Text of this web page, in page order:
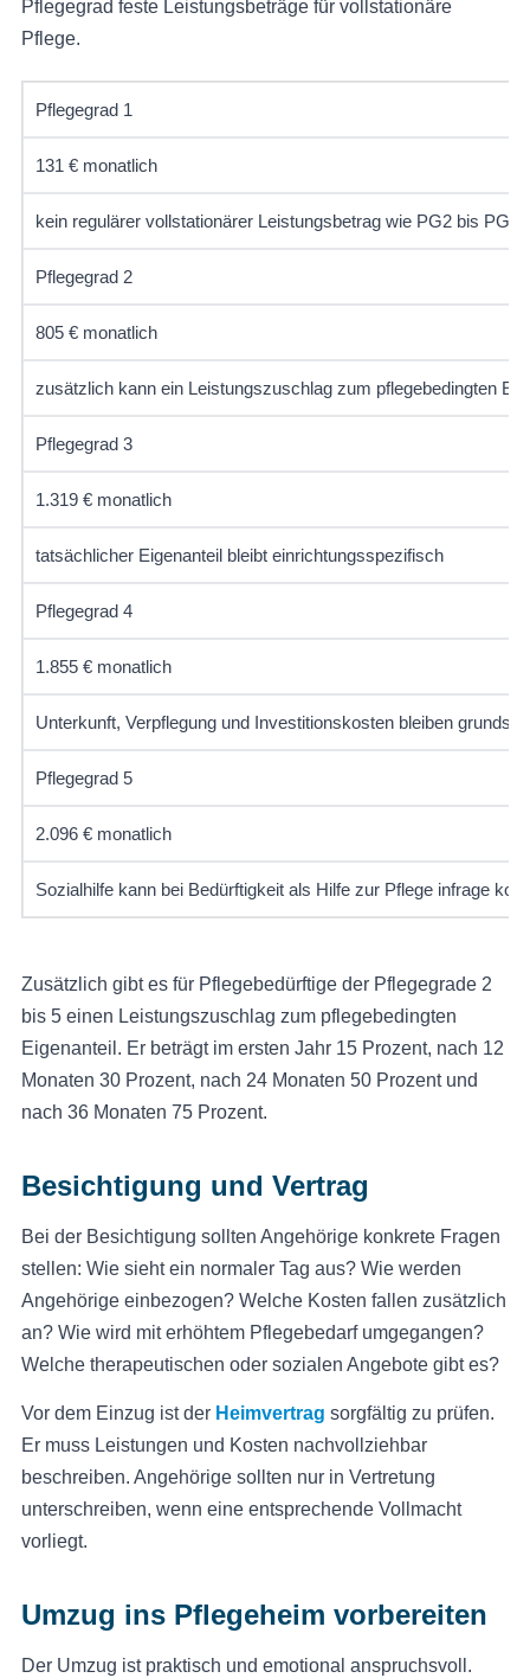
Pflegegrad feste Leistungsbeträge für vollstationäre
Pflege.
Pflegegrad 1
131 € monatlich
kein regulärer vollstationärer Leistungsbetrag wie PG2 bis PG5
Pflegegrad 2
805 € monatlich
zusätzlich kann ein Leistungszuschlag zum pflegebedingten
Pflegegrad 3
1.319 € monatlich
tatsächlicher Eigenanteil bleibt einrichtungsspezifisch
Pflegegrad 4
1.855 € monatlich
Unterkunft, Verpflegung und Investitionskosten bleiben
Pflegegrad 5
2.096 € monatlich
Sozialhilfe kann bei Bedürftigkeit als Hilfe zur Pflege infrage
Zusätzlich gibt es für Pflegebedürftige der Pflegegrade 2
bis 5 einen Leistungszuschlag zum pflegebedingten
Eigenanteil. Er beträgt im ersten Jahr 15 Prozent, nach 12
Monaten 30 Prozent, nach 24 Monaten 50 Prozent und
nach 36 Monaten 75 Prozent.
Besichtigung und Vertrag
Bei der Besichtigung sollten Angehörige konkrete Fragen
stellen: Wie sieht ein normaler Tag aus? Wie werden
Angehörige einbezogen? Welche Kosten fallen zusätzlich
an? Wie wird mit erhöhtem Pflegebedarf umgegangen?
Welche therapeutischen oder sozialen Angebote gibt es?
Vor dem Einzug ist der Heimvertrag sorgfältig zu prüfen.
Er muss Leistungen und Kosten nachvollziehbar
beschreiben. Angehörige sollten nur in Vertretung
unterschreiben, wenn eine entsprechende Vollmacht
vorliegt.
Umzug ins Pflegeheim vorbereiten
Der Umzug ist praktisch und emotional anspruchsvoll.